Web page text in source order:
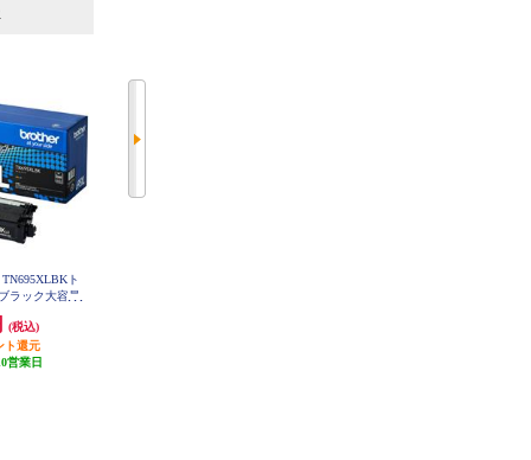
ト
ラック大容量
(税込)
ト還元
営業日